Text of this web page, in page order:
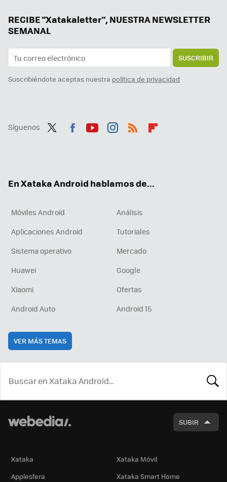
RECIBE "Xatakaletter", NUESTRA NEWSLETTER
SEMANAL
SUSCRIBIR
Suscribiéndote aceptas nuestra política de privacidad
Síguenos
En Xataka Android hablamos de...
Móviles Android
Análisis
Aplicaciones Android
Tutoriales
Sistema operativo
Mercado
Huawei
Google
Xiaomi
Ofertas
Android Auto
Android 15
VER MÁS TEMAS
SUBIR
Xataka
Xataka Móvil
Applesfera
Xataka Smart Home